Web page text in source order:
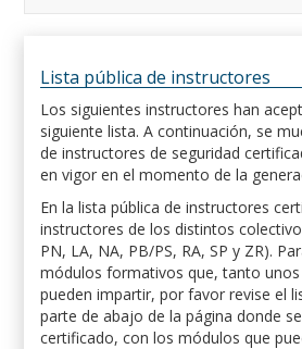
Lista pública de instructores
Los siguientes instructores han
siguiente lista. A continuación, se
de instructores de seguridad
en vigor en el momento de la
En la lista pública de instructores
instructores de los distintos
PN, LA, NA, PB/PS, RA, SP y ZR).
módulos formativos que, tanto
pueden impartir, por favor revise el
parte de abajo de la página donde
certificado, con los módulos que